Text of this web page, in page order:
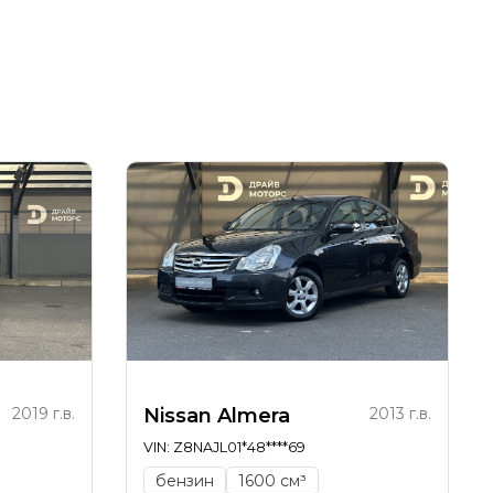
2019 г.в. Nissan Almera 2013 г.в.
VIN: Z8NAJL01*48****69
бензин
1600 см³